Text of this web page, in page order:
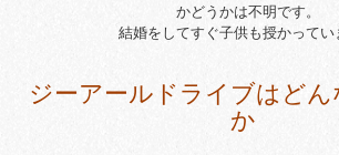
かどうかは不明です。
結婚をしてすぐ子供も授かってい
ジーアールドライブはど
か